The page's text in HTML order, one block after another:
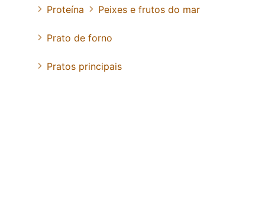
Proteína Peixes e frutos do mar
Prato de forno
Pratos principais